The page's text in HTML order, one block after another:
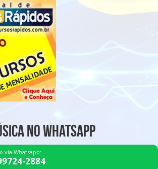
no Whatsapp
via Whatsapp:
2884